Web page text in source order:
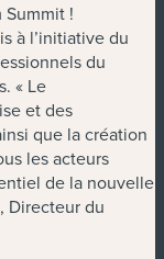
!
à l’initiative du
du
« Le
et des
que la création
les acteurs
de la nouvelle
Directeur du